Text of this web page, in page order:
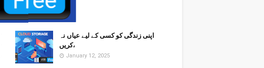
اپنی زندگی کو کسی کے لیے عیاں نہ
کریں،
January 12, 2025